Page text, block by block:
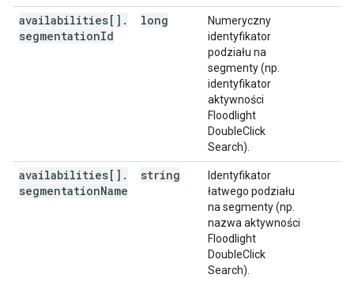
availabilities[] .
segmentationId
long
Numeryczny
identyfikator
podziału na
segmenty (np.
identyfikator
aktywności
Floodlight
DoubleClick
Search).
availabilities[] .
segmentationName
string
Identyfikator
łatwego podziału
na segmenty (np.
nazwa aktywności
Floodlight
DoubleClick
Search).